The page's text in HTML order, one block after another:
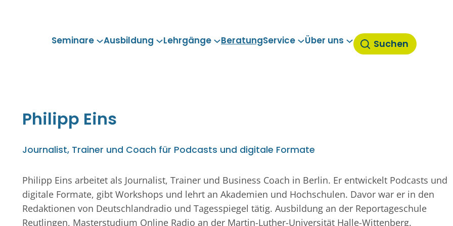
Seminare Ausbildung Lehrgänge BeratungService Über uns Suchen
Philipp Eins
Journalist, Trainer und Coach für Podcasts und digitale Formate
Philipp Eins arbeitet als Journalist, Trainer und Business Coach in Berlin. Er entwickelt Podcasts und
digitale Formate, gibt Workshops und lehrt an Akademien und Hochschulen. Davor war er in den
Redaktionen von Deutschlandradio und Tagesspiegel tätig. Ausbildung an der Reportageschule
Reutlingen, Masterstudium Online Radio an der Martin-Luther-Universität Halle-Wittenberg.